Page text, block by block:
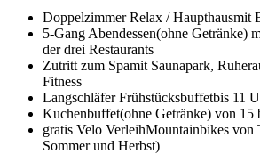
Doppelzimmer Relax / Haupthausmit
5-Gang Abendessen(ohne Getränke)
der drei Restaurants
Zutritt zum Spamit Saunapark,
Fitness
Langschläfer Frühstücksbuffetbis 11
Kuchenbuffet(ohne Getränke) von 15
gratis Velo VerleihMountainbikes von
Sommer und Herbst)